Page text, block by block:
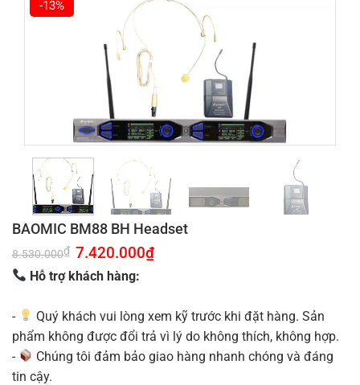
-13%
BAOMIC BM88 BH Headset
8.530.000₫ Giá
gốc
là:
8.530.000₫.
7.420.000₫Giá
Hỗ trợ khách hàng:
-
Quý khách vui lòng xem kỹ trước khi đặt hàng. Sản
phẩm không được đổi trả vì lý do không thích, không hợp.
-
Chúng tôi đảm bảo giao hàng nhanh chóng và đáng
tin cậy.